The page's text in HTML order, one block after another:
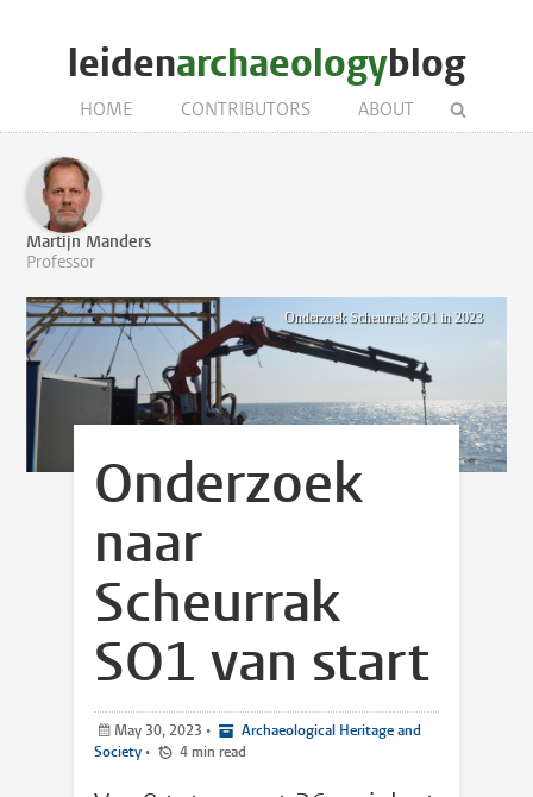
leidenarchaeologyblog
HOME CONTRIBUTORS ABOUT
Martijn Manders
Professor
Onderzoek Scheurrak SO1 in 2023
Onderzoek
naar
Scheurrak
SO1 van start
May 30, 2023 •
Archaeological Heritage and
Society • 4 min read